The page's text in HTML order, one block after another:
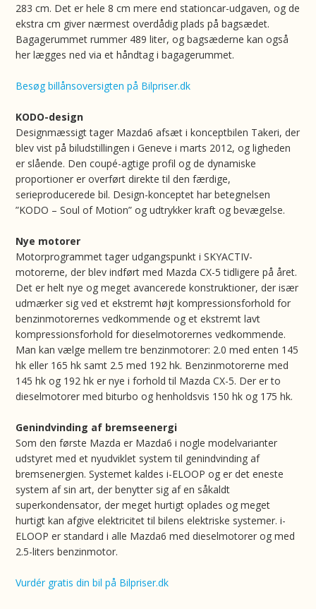
283 cm. Det er hele 8 cm mere end stationcar-udgaven, og de
ekstra cm giver nærmest overdådig plads på bagsædet.
Bagagerummet rummer 489 liter, og bagsæderne kan også
her lægges ned via et håndtag i bagagerummet.
Besøg billånsoversigten på Bilpriser.dk
KODO-design
Designmæssigt tager Mazda6 afsæt i konceptbilen Takeri, der
blev vist på biludstillingen i Geneve i marts 2012, og ligheden
er slående. Den coupé-agtige profil og de dynamiske
proportioner er overført direkte til den færdige,
serieproducerede bil. Design-konceptet har betegnelsen
”KODO – Soul of Motion” og udtrykker kraft og bevægelse.
Nye motorer
Motorprogrammet tager udgangspunkt i SKYACTIV-
motorerne, der blev indført med Mazda CX-5 tidligere på året.
Det er helt nye og meget avancerede konstruktioner, der især
udmærker sig ved et ekstremt højt kompressionsforhold for
benzinmotorernes vedkommende og et ekstremt lavt
kompressionsforhold for dieselmotorernes vedkommende.
Man kan vælge mellem tre benzinmotorer: 2.0 med enten 145
hk eller 165 hk samt 2.5 med 192 hk. Benzinmotorerne med
145 hk og 192 hk er nye i forhold til Mazda CX-5. Der er to
dieselmotorer med biturbo og henholdsvis 150 hk og 175 hk.
Genindvinding af bremseenergi
Som den første Mazda er Mazda6 i nogle modelvarianter
udstyret med et nyudviklet system til genindvinding af
bremsenergien. Systemet kaldes i-ELOOP og er det eneste
system af sin art, der benytter sig af en såkaldt
superkondensator, der meget hurtigt oplades og meget
hurtigt kan afgive elektricitet til bilens elektriske systemer. i-
ELOOP er standard i alle Mazda6 med dieselmotorer og med
2.5-liters benzinmotor.
Vurdér gratis din bil på Bilpriser.dk